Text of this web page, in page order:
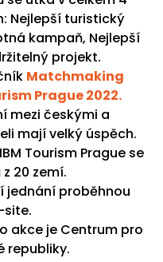
Nejlepší turistický
kampaň, Nejlepší
projekt.
Matchmaking
Prague 2022.
mezi českými a
mají velký úspěch.
Tourism Prague se
20 zemí.
jednání proběhnou
site.
akce je Centrum pro
republiky.